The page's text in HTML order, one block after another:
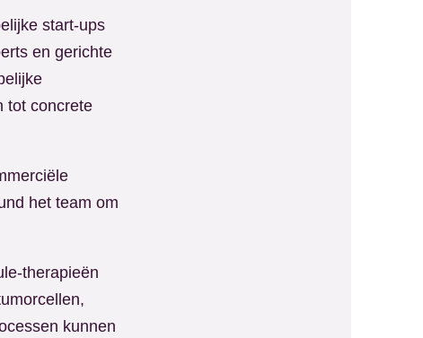
start-ups
en gerichte
tot concrete
het team om
therapieën
kunnen